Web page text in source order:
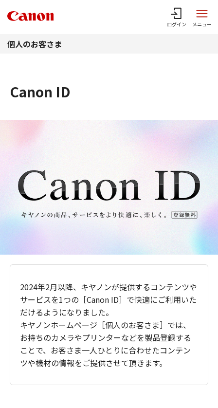
ログイン メニュー
個人のお客さま
Canon ID
2024年2月以降、キヤノンが提供するコンテンツや
サービスを1つの［Canon ID］で快適にご利用いた
だけるようになりました。
キヤノンホームページ［個人のお客さま］では、
お持ちのカメラやプリンターなどを製品登録する
ことで、お客さま一人ひとりに合わせたコンテン
ツや機材の情報をご提供させて頂きます。